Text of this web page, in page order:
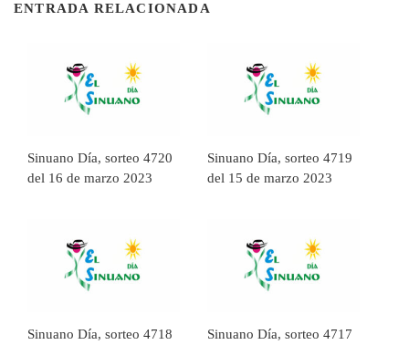
ENTRADA RELACIONADA
Sinuano Día, sorteo 4720
del 16 de marzo 2023
Sinuano Día, sorteo 4719
del 15 de marzo 2023
Sinuano Día, sorteo 4718
Sinuano Día, sorteo 4717